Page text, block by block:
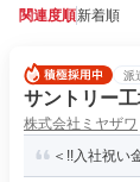
関連度順新着順
派
サントリー
株式会社ミヤザワ
＜!!入社祝い